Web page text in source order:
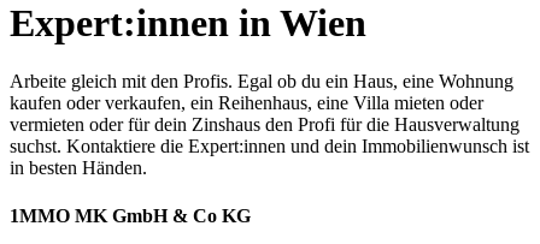
Expert:innen in Wien
Arbeite gleich mit den Profis. Egal ob du ein Haus, eine Wohnung
kaufen oder verkaufen, ein Reihenhaus, eine Villa mieten oder
vermieten oder für dein Zinshaus den Profi für die Hausverwaltung
suchst. Kontaktiere die Expert:innen und dein Immobilienwunsch ist
in besten Händen.
1MMO MK GmbH & Co KG